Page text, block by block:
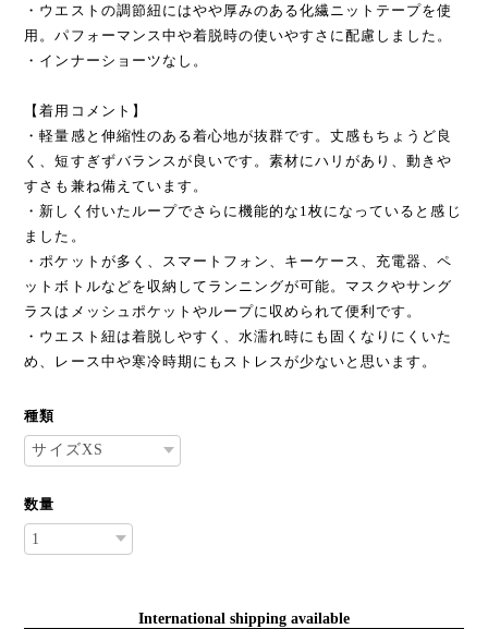
・ウエストの調節紐にはやや厚みのある化繊ニットテープを使
用。パフォーマンス中や着脱時の使いやすさに配慮しました。
・インナーショーツなし。
【着用コメント】
・軽量感と伸縮性のある着心地が抜群です。丈感もちょうど良
く、短すぎずバランスが良いです。素材にハリがあり、動きや
すさも兼ね備えています。
・新しく付いたループでさらに機能的な1枚になっていると感じ
ました。
・ポケットが多く、スマートフォン、キーケース、充電器、ペ
ットボトルなどを収納してランニングが可能。マスクやサング
ラスはメッシュポケットやループに収められて便利です。
・ウエスト紐は着脱しやすく、水濡れ時にも固くなりにくいた
め、レース中や寒冷時期にもストレスが少ないと思います。
種類
数量
International shipping available